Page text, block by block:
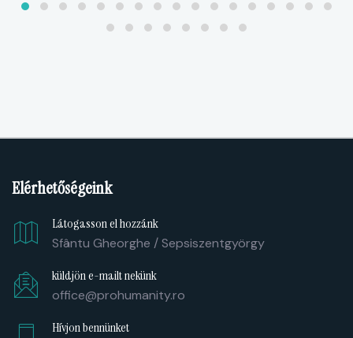
Elérhetőségeink
Látogasson el hozzánk
Sfântu Gheorghe / Sepsiszentgyörgy
küldjön e-mailt nekünk
office@prohumanity.ro
Hívjon bennünket